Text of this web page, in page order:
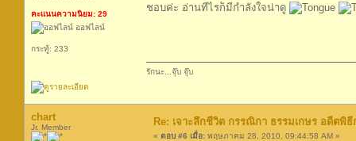
คะแนนความนิยม: 29
ออฟไลน์
กระทู้: 233
ชอบค่ะ อ่านทีไรก็มีกำลังใจน่าดู
รักนะ...จุ๊บ จุ๊บ
chart
Jr. Member Re: เจาะลึกชีวิต กรรณิกา ธรรมเกษร อดีตพิธี
« ตอบ #6 เมื่อ: พฤษภาคม 28, 2010, 09:44:58 AM »